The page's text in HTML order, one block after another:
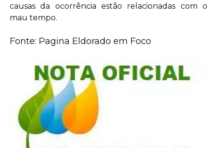
causas da ocorrência estão relacionadas com o
mau tempo.
Fonte: Pagina Eldorado em Foco